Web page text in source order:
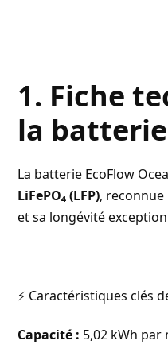
1. Fiche
la
La batterie EcoFlow
LiFePO₄ (LFP),
et sa longévité
⚡ Caractéristiques clés
Capacité : 5,02 kWh